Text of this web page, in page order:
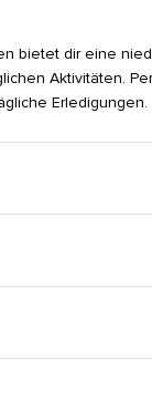
bietet dir eine
Aktivitäten.
Erledigungen.